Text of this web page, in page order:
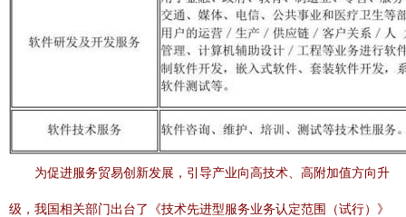
为促进服务贸易创新发展，引导产业向高技术、高附加值方向升
级，我国相关部门出台了《技术先进型服务业务认定范围（试行）》